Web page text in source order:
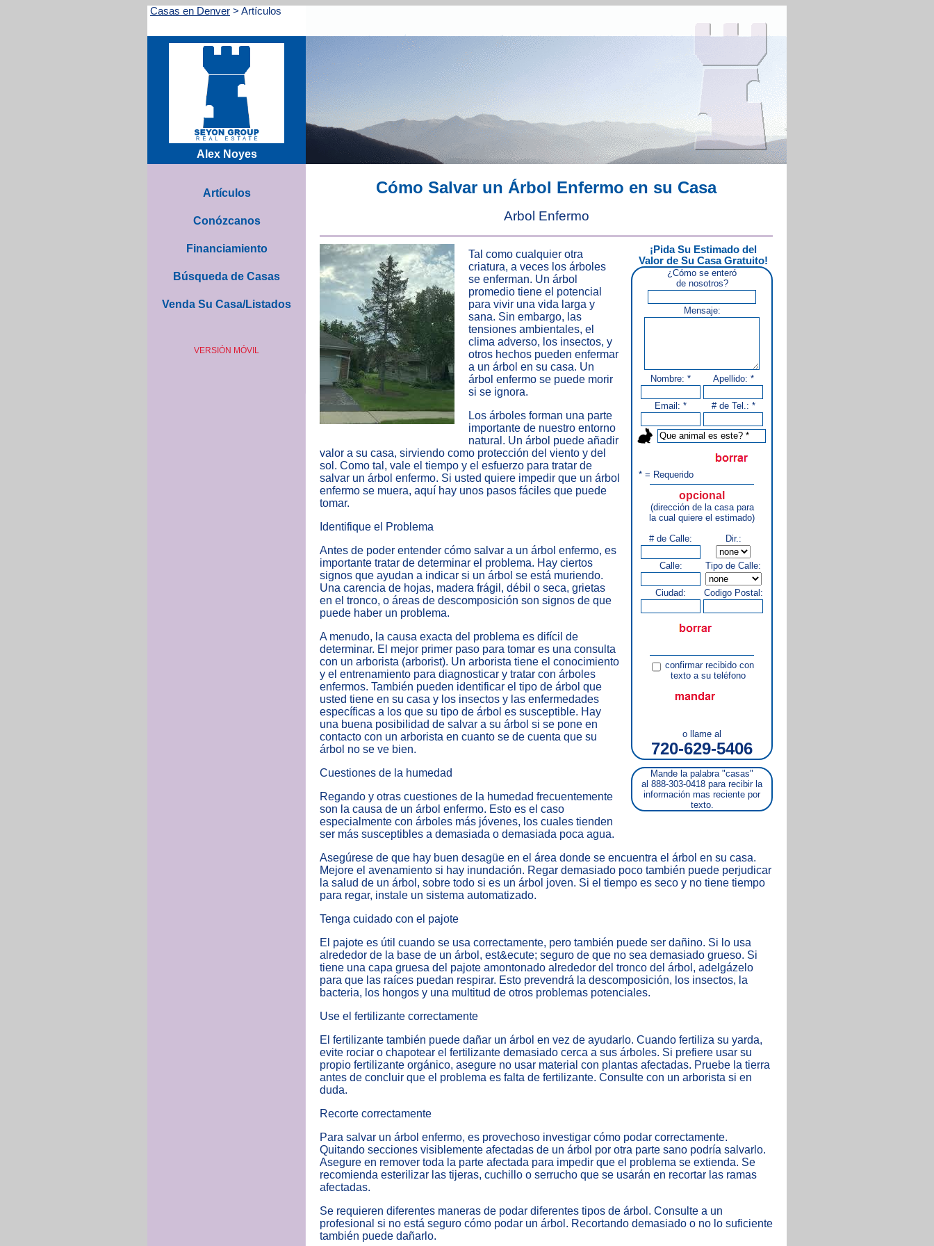
Casas en Denver > Artículos
Alex Noyes
Cómo Salvar un Árbol Enfermo en su Casa
Arbol Enfermo
Artículos
Conózcanos
Financiamiento
Búsqueda de Casas
Venda Su Casa/Listados
VERSIÓN MÓVIL
¡Pida Su Estimado del
Valor de Su Casa Gratuito!
¿Cómo se enteró
de nosotros?
Mensaje:
Nombre: * Apellido: *
Email: * # de Tel.: *
* = Requerido
opcional
(dirección de la casa para
la cual quiere el estimado)
# de Calle:
Dir.:
Calle: Tipo de Calle:
Ciudad: Codigo Postal:
confirmar recibido con
texto a su teléfono
o llame al
720-629-5406
Mande la palabra "casas"
al 888-303-0418 para recibir la
información mas reciente por
texto.
Tal como cualquier otra
criatura, a veces los árboles
se enferman. Un árbol
promedio tiene el potencial
para vivir una vida larga y
sana. Sin embargo, las
tensiones ambientales, el
clima adverso, los insectos, y
otros hechos pueden enfermar
a un árbol en su casa. Un
árbol enfermo se puede morir
si se ignora.
Los árboles forman una parte
importante de nuestro entorno
natural. Un árbol puede añadir
valor a su casa, sirviendo como protección del viento y del
sol. Como tal, vale el tiempo y el esfuerzo para tratar de
salvar un árbol enfermo. Si usted quiere impedir que un árbol
enfermo se muera, aquí hay unos pasos fáciles que puede
tomar.
Identifique el Problema
Antes de poder entender cómo salvar a un árbol enfermo, es
importante tratar de determinar el problema. Hay ciertos
signos que ayudan a indicar si un árbol se está muriendo.
Una carencia de hojas, madera frágil, débil o seca, grietas
en el tronco, o áreas de descomposición son signos de que
puede haber un problema.
A menudo, la causa exacta del problema es difícil de
determinar. El mejor primer paso para tomar es una consulta
con un arborista (arborist). Un arborista tiene el conocimiento
y el entrenamiento para diagnosticar y tratar con árboles
enfermos. También pueden identificar el tipo de árbol que
usted tiene en su casa y los insectos y las enfermedades
específicas a los que su tipo de árbol es susceptible. Hay
una buena posibilidad de salvar a su árbol si se pone en
contacto con un arborista en cuanto se de cuenta que su
árbol no se ve bien.
Cuestiones de la humedad
Regando y otras cuestiones de la humedad frecuentemente
son la causa de un árbol enfermo. Esto es el caso
especialmente con árboles más jóvenes, los cuales tienden
ser más susceptibles a demasiada o demasiada poca agua.
Asegúrese de que hay buen desagüe en el área donde se encuentra el árbol en su casa.
Mejore el avenamiento si hay inundación. Regar demasiado poco también puede perjudicar
la salud de un árbol, sobre todo si es un árbol joven. Si el tiempo es seco y no tiene tiempo
para regar, instale un sistema automatizado.
Tenga cuidado con el pajote
El pajote es útil cuando se usa correctamente, pero también puede ser dañino. Si lo usa
alrededor de la base de un árbol, est&ecute; seguro de que no sea demasiado grueso. Si
tiene una capa gruesa del pajote amontonado alrededor del tronco del árbol, adelgázelo
para que las raíces puedan respirar. Esto prevendrá la descomposición, los insectos, la
bacteria, los hongos y una multitud de otros problemas potenciales.
Use el fertilizante correctamente
El fertilizante también puede dañar un árbol en vez de ayudarlo. Cuando fertiliza su yarda,
evite rociar o chapotear el fertilizante demasiado cerca a sus árboles. Si prefiere usar su
propio fertilizante orgánico, asegure no usar material con plantas afectadas. Pruebe la tierra
antes de concluir que el problema es falta de fertilizante. Consulte con un arborista si en
duda.
Recorte correctamente
Para salvar un árbol enfermo, es provechoso investigar cómo podar correctamente.
Quitando secciones visiblemente afectadas de un árbol por otra parte sano podría salvarlo.
Asegure en remover toda la parte afectada para impedir que el problema se extienda. Se
recomienda esterilizar las tijeras, cuchillo o serrucho que se usarán en recortar las ramas
afectadas.
Se requieren diferentes maneras de podar diferentes tipos de árbol. Consulte a un
profesional si no está seguro cómo podar un árbol. Recortando demasiado o no lo suficiente
también puede dañarlo.